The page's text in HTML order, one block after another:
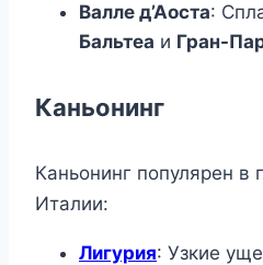
Валле д’Аоста:
Бальтеа и Гран-
Каньонинг
Каньонинг популярен в
Италии:
Лигурия: Узкие